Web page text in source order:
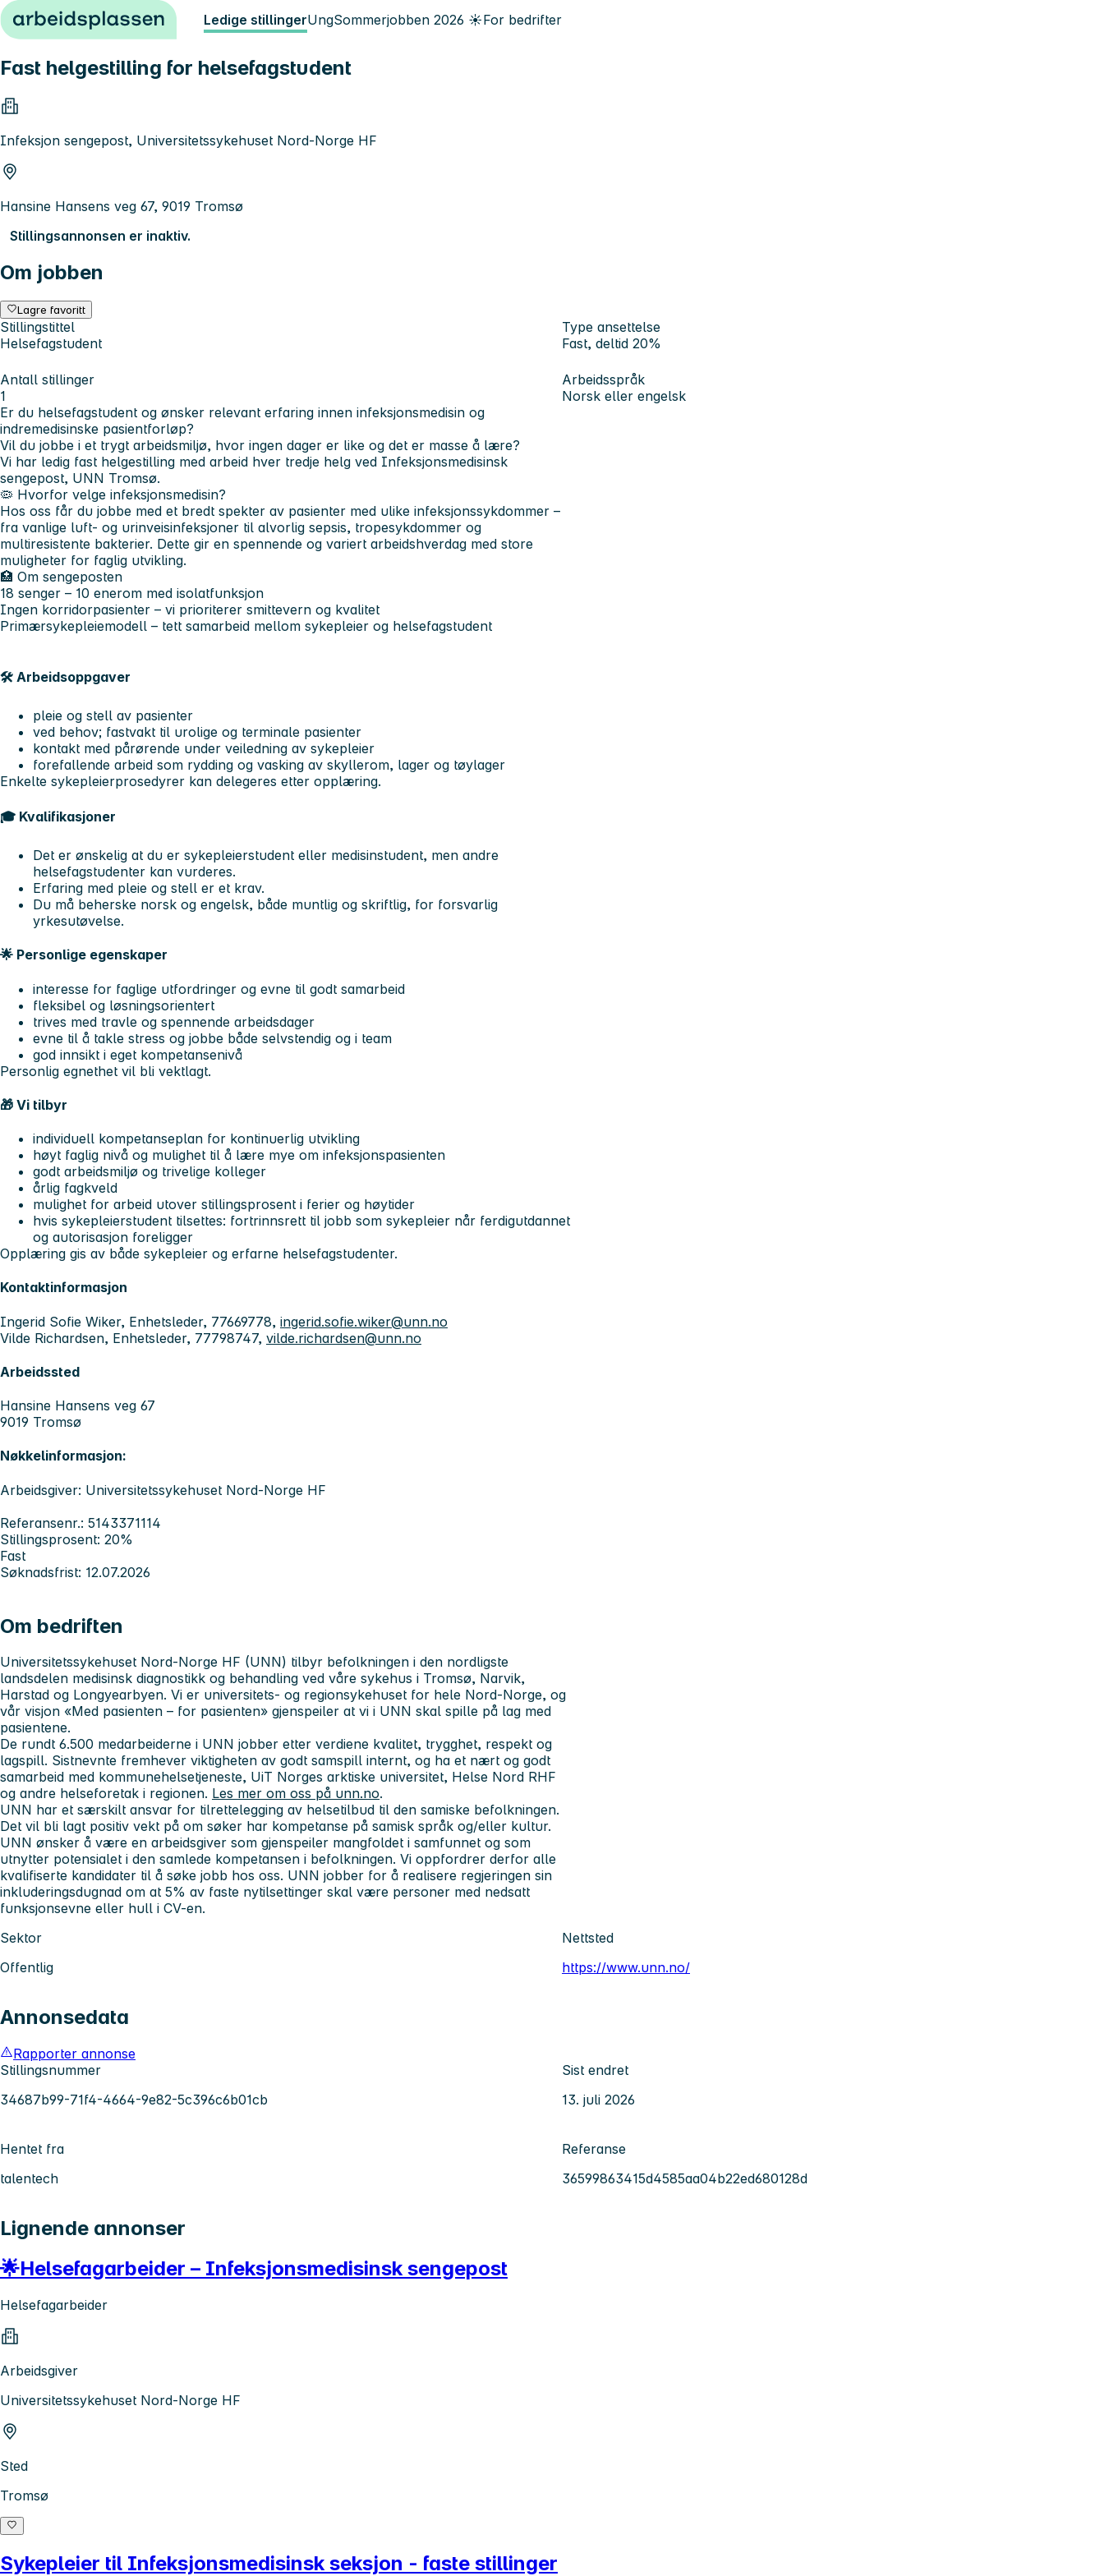
Hopp til innhold Ledige stillingerUngSommerjobben 2026 ☀️For bedrifter
Fast helgestilling for helsefagstudent
Infeksjon sengepost, Universitetssykehuset Nord-Norge HF
Hansine Hansens veg 67, 9019 Tromsø
Stillingsannonsen er inaktiv.
Om jobben
Lagre favoritt
Stillingstittel
Helsefagstudent
Type ansettelse
Fast, deltid 20%
Antall stillinger
1
Arbeidsspråk
Norsk eller engelsk
Er du helsefagstudent og ønsker relevant erfaring innen infeksjonsmedisin og
indremedisinske pasientforløp?
Vil du jobbe i et trygt arbeidsmiljø, hvor ingen dager er like og det er masse å lære?
Vi har ledig fast helgestilling med arbeid hver tredje helg ved Infeksjonsmedisinsk
sengepost, UNN Tromsø.
🦠 Hvorfor velge infeksjonsmedisin?
Hos oss får du jobbe med et bredt spekter av pasienter med ulike infeksjonssykdommer –
fra vanlige luft- og urinveisinfeksjoner til alvorlig sepsis, tropesykdommer og
multiresistente bakterier. Dette gir en spennende og variert arbeidshverdag med store
muligheter for faglig utvikling.
🏥 Om sengeposten
18 senger – 10 enerom med isolatfunksjon
Ingen korridorpasienter – vi prioriterer smittevern og kvalitet
Primærsykepleiemodell – tett samarbeid mellom sykepleier og helsefagstudent
🛠 Arbeidsoppgaver
pleie og stell av pasienter
ved behov; fastvakt til urolige og terminale pasienter
kontakt med pårørende under veiledning av sykepleier
forefallende arbeid som rydding og vasking av skyllerom, lager og tøylager
Enkelte sykepleierprosedyrer kan delegeres etter opplæring.
🎓 Kvalifikasjoner
Det er ønskelig at du er sykepleierstudent eller medisinstudent, men andre
helsefagstudenter kan vurderes.
Erfaring med pleie og stell er et krav.
Du må beherske norsk og engelsk, både muntlig og skriftlig, for forsvarlig
yrkesutøvelse.
🌟 Personlige egenskaper
interesse for faglige utfordringer og evne til godt samarbeid
fleksibel og løsningsorientert
trives med travle og spennende arbeidsdager
evne til å takle stress og jobbe både selvstendig og i team
god innsikt i eget kompetansenivå
Personlig egnethet vil bli vektlagt.
🎁 Vi tilbyr
individuell kompetanseplan for kontinuerlig utvikling
høyt faglig nivå og mulighet til å lære mye om infeksjonspasienten
godt arbeidsmiljø og trivelige kolleger
årlig fagkveld
mulighet for arbeid utover stillingsprosent i ferier og høytider
hvis sykepleierstudent tilsettes: fortrinnsrett til jobb som sykepleier når ferdigutdannet
og autorisasjon foreligger
Opplæring gis av både sykepleier og erfarne helsefagstudenter.
Kontaktinformasjon
Ingerid Sofie Wiker, Enhetsleder, 77669778, ingerid.sofie.wiker@unn.no
Vilde Richardsen, Enhetsleder, 77798747, vilde.richardsen@unn.no
Arbeidssted
Hansine Hansens veg 67
9019 Tromsø
Nøkkelinformasjon:
Arbeidsgiver: Universitetssykehuset Nord-Norge HF
Referansenr.: 5143371114
Stillingsprosent: 20%
Fast
Søknadsfrist: 12.07.2026
Om bedriften
Universitetssykehuset Nord-Norge HF (UNN) tilbyr befolkningen i den nordligste
landsdelen medisinsk diagnostikk og behandling ved våre sykehus i Tromsø, Narvik,
Harstad og Longyearbyen. Vi er universitets- og regionsykehuset for hele Nord-Norge, og
vår visjon «Med pasienten – for pasienten» gjenspeiler at vi i UNN skal spille på lag med
pasientene.
De rundt 6.500 medarbeiderne i UNN jobber etter verdiene kvalitet, trygghet, respekt og
lagspill. Sistnevnte fremhever viktigheten av godt samspill internt, og ha et nært og godt
samarbeid med kommunehelsetjeneste, UiT Norges arktiske universitet, Helse Nord RHF
og andre helseforetak i regionen. Les mer om oss på unn.no.
UNN har et særskilt ansvar for tilrettelegging av helsetilbud til den samiske befolkningen.
Det vil bli lagt positiv vekt på om søker har kompetanse på samisk språk og/eller kultur.
UNN ønsker å være en arbeidsgiver som gjenspeiler mangfoldet i samfunnet og som
utnytter potensialet i den samlede kompetansen i befolkningen. Vi oppfordrer derfor alle
kvalifiserte kandidater til å søke jobb hos oss. UNN jobber for å realisere regjeringen sin
inkluderingsdugnad om at 5% av faste nytilsettinger skal være personer med nedsatt
funksjonsevne eller hull i CV-en.
Sektor
Offentlig
Nettsted
https://www.unn.no/
Annonsedata
Rapporter annonse
Stillingsnummer
34687b99-71f4-4664-9e82-5c396c6b01cb
Sist endret
13. juli 2026
Hentet fra
talentech
Referanse
36599863415d4585aa04b22ed680128d
Lignende annonser
🌟Helsefagarbeider – Infeksjonsmedisinsk sengepost
Helsefagarbeider
Arbeidsgiver
Universitetssykehuset Nord-Norge HF
Sted
Tromsø
Sykepleier til Infeksjonsmedisinsk seksjon - faste stillinger